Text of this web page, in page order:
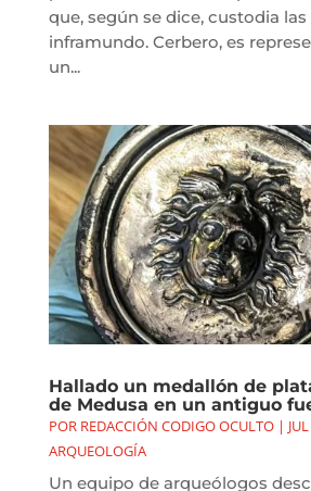
que, según se dice, custodia
inframundo. Cerbero, es
un...
Hallado un medallón de
de Medusa en un antiguo
POR REDACCIÓN CODIGO OCULTO|
ARQUEOLOGÍA
Un equipo de arqueólogos